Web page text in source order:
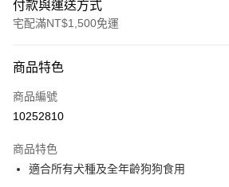
付款與運送方式
宅配滿NT$1,500免運
信用卡一次付款
LINE Pay
悠遊付
商品特色
商品編號
10252810
商品特色
適合所有犬種及全年齡狗狗食用